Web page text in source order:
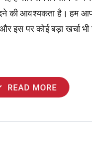
की आवश्यकता है। हम
पर कोई बड़ा खर्चा भी
READ MORE